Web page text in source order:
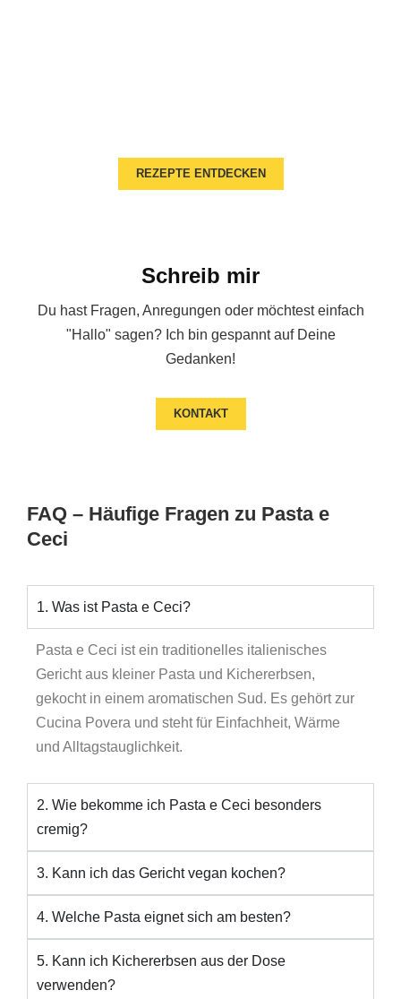
REZEPTE ENTDECKEN
Schreib mir
Du hast Fragen, Anregungen oder möchtest einfach
"Hallo" sagen? Ich bin gespannt auf Deine
Gedanken!
KONTAKT
FAQ – Häufige Fragen zu Pasta e
Ceci
1. Was ist Pasta e Ceci?
Pasta e Ceci ist ein traditionelles italienisches
Gericht aus kleiner Pasta und Kichererbsen,
gekocht in einem aromatischen Sud. Es gehört zur
Cucina Povera und steht für Einfachheit, Wärme
und Alltagstauglichkeit.
2. Wie bekomme ich Pasta e Ceci besonders
cremig?
3. Kann ich das Gericht vegan kochen?
4. Welche Pasta eignet sich am besten?
5. Kann ich Kichererbsen aus der Dose
verwenden?